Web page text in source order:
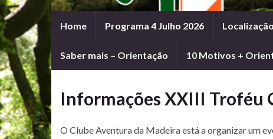
Home Programa 4 Julho 2026
Saber mais – Orientação 10 Motivos +
Informações XXIII Troféu
O Clube Aventura da Madeira está a organizar um